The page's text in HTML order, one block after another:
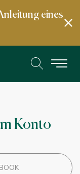
eines
Konto